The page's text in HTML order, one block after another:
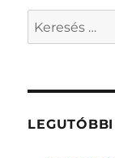
Keresés
a
kifejezésre: